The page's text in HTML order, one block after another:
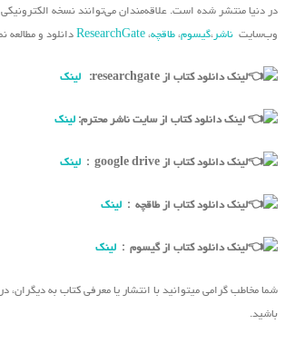
در دنیا منتشر شده است. علاقه‌مندان می‌توانند نسخه الکترونیکی
وب‌سایت ناشر،گیسوم، طاقچه، ResearchGate دانلود و مطالعه
لینک دانلود کتاب از researchgate: لینک
لینک دانلود کتاب از سایت ناشر محترم: لینک
لینک دانلود کتاب از google drive : لینک
لینک دانلود کتاب از طاقچه : لینک
لینک دانلود کتاب از گیسوم : لینک
شما مخاطب گرامی میتوانید با انتشار یا معرفی کتاب به دیگران،
باشید.